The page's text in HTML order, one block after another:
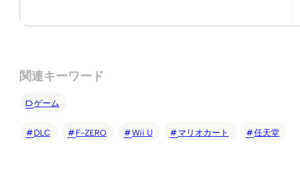
関連キーワード
ゲーム
DLC F-ZERO Wii U マリオカート 任天堂